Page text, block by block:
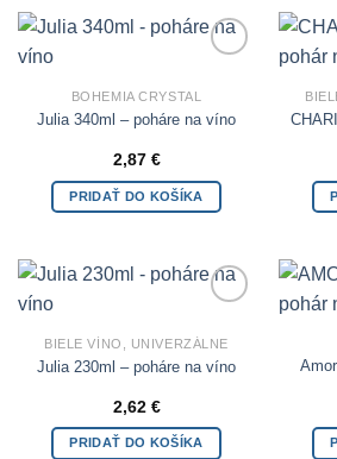
BOHEMIA CRYSTAL
Julia 340ml – poháre na víno
2,87 €
PRIDAŤ DO KOŠÍKA
Wishlist
BIELE VÍNO, UNIVERZÁLNE
Julia 230ml – poháre na víno
2,62 €
PRIDAŤ DO KOŠÍKA